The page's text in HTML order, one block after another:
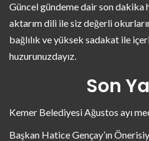
Güncel gündeme dair son
aktarım dili ile siz değerli
bağlılık ve yüksek sadakat ile
huzurunuzdayız.
Son
Kemer Belediyesi Ağustos ayı
Başkan Hatice Gençay’ın